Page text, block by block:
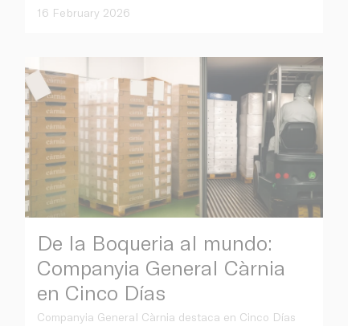
16 February 2026
De la Boqueria al mundo:
Companyia General Càrnia
en Cinco Días
Companyia General Càrnia destaca en Cinco Días